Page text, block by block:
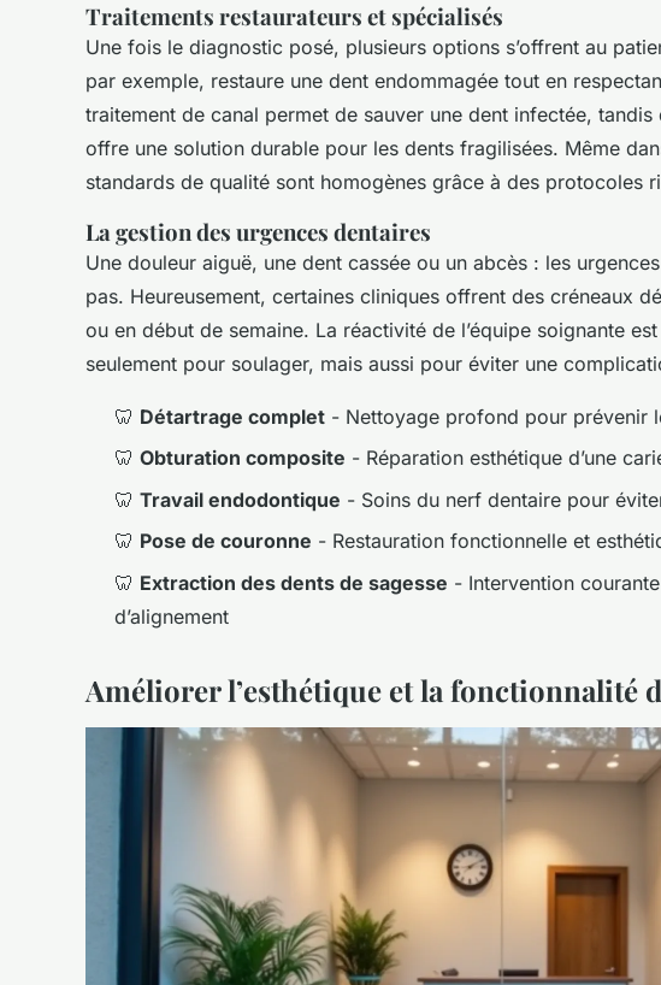
Traitements restaurateurs et spécialisés
Une fois le diagnostic posé, plusieurs options s’offrent au
par exemple, restaure une dent endommagée tout en
traitement de canal permet de sauver une dent infectée, tandis
offre une solution durable pour les dents fragilisées. Même
standards de qualité sont homogènes grâce à des protocoles
La gestion des urgences dentaires
Une douleur aiguë, une dent cassée ou un abcès : les
pas. Heureusement, certaines cliniques offrent des créneaux
ou en début de semaine. La réactivité de l’équipe soignante
seulement pour soulager, mais aussi pour éviter une
🦷 Détartrage complet - Nettoyage profond pour prévenir
🦷 Obturation composite - Réparation esthétique d’une
🦷 Travail endodontique - Soins du nerf dentaire pour
🦷 Pose de couronne - Restauration fonctionnelle et
🦷 Extraction des dents de sagesse - Intervention
d’alignement
Améliorer l’esthétique et la fonctionnalité